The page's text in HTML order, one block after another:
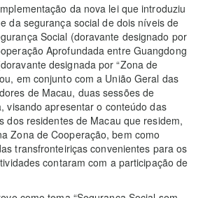
da nova lei que introduziu
da segurança social de dois níveis de
Social (doravante designado por
Aprofundada entre Guangdong
designada por “Zona de
em conjunto com a União Geral das
de Macau, duas sessões de
visando apresentar o conteúdo das
dos residentes de Macau que residem,
Zona de Cooperação, bem como
transfronteiriças convenientes para os
contaram com a participação de